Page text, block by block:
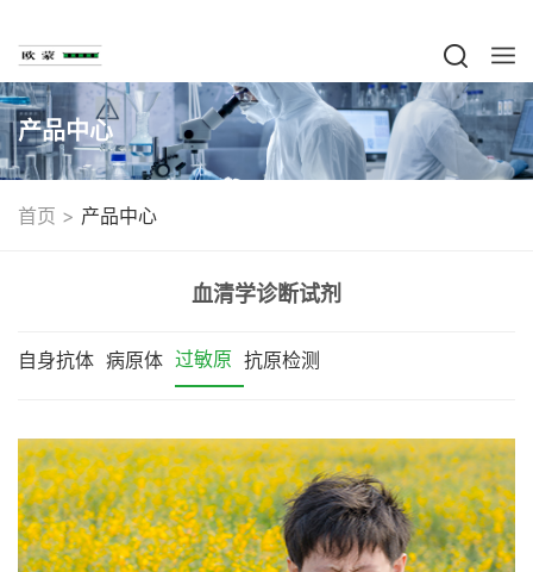
产品中心
首页 > 产品中心
血清学诊断试剂
自身抗体 病原体 过敏原 抗原检测